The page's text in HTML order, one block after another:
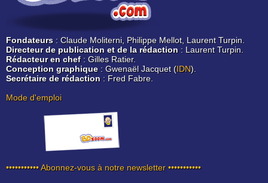
Fondateurs : Claude Moliterni, Philippe Mellot, Laurent Turpin.
Directeur de publication et de la rédaction : Laurent Turpin.
Rédacteur en chef: Gilles Ratier.
Conception graphique: Gwenaël Jacquet (IDN).
Secrétaire de rédaction : Fred Fabre.
Mode d'emploi
••••••••••• Abonnez-vous à notre newsletter •••••••••••